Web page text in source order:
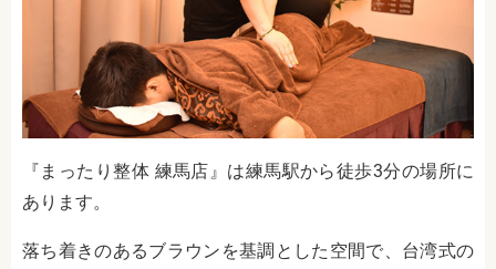
『まったり整体 練馬店』は練馬駅から徒歩3分の場所に
あります。
落ち着きのあるブラウンを基調とした空間で、台湾式の